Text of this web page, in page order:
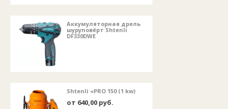
Аккумуляторная дрель
шуруповёрт Shtenli
DF330DWE
Shtenli «PRO 150 (1 kw)
от 640,00 руб.